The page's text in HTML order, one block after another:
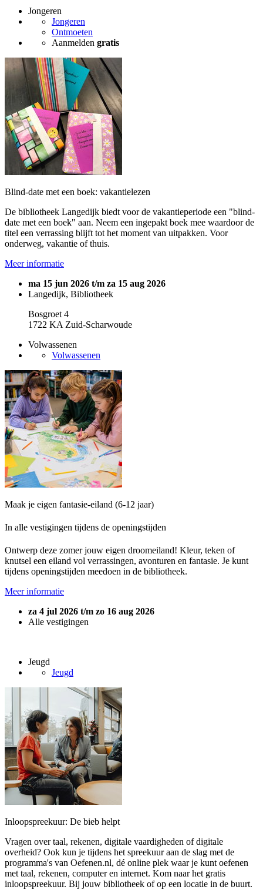
Jongeren
Jongeren
Ontmoeten
Aanmelden gratis
Blind-date met een boek: vakantielezen
De bibliotheek Langedijk biedt voor de vakantieperiode een "blind-
date met een boek" aan. Neem een ingepakt boek mee waardoor de
titel een verrassing blijft tot het moment van uitpakken. Voor
onderweg, vakantie of thuis.
Meer informatie
ma 15 jun 2026 t/m za 15 aug 2026
Langedijk, Bibliotheek
Bosgroet 4
1722 KA Zuid-Scharwoude
Volwassenen
Volwassenen
Maak je eigen fantasie-eiland (6-12 jaar)
In alle vestigingen tijdens de openingstijden
Ontwerp deze zomer jouw eigen droomeiland! Kleur, teken of
knutsel een eiland vol verrassingen, avonturen en fantasie. Je kunt
tijdens openingstijden meedoen in de bibliotheek.
Meer informatie
za 4 jul 2026 t/m zo 16 aug 2026
Alle vestigingen
Jeugd
Jeugd
Inloopspreekuur: De bieb helpt
Vragen over taal, rekenen, digitale vaardigheden of digitale
overheid? Ook kun je tijdens het spreekuur aan de slag met de
programma's van Oefenen.nl, dé online plek waar je kunt oefenen
met taal, rekenen, computer en internet. Kom naar het gratis
inloopspreekuur. Bij jouw bibliotheek of op een locatie in de buurt.